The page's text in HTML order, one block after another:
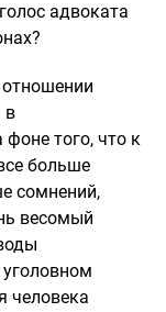
адвоката
в
того, что к
больше
сомнений,
весомый
человека